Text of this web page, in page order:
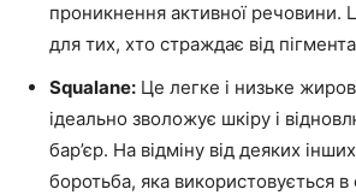
проникнення активної речовини.
для тих, хто страждає від
Squalane: Це легке і низьке
ідеально зволожує шкіру і
бар’єр. На відміну від деяких
боротьба, яка використовується в